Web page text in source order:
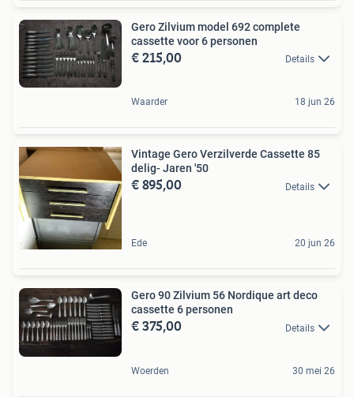
Gero Zilvium model 692 complete
cassette voor 6 personen
€ 215,00 Details
Waarder 18 jun 26
Vintage Gero Verzilverde Cassette 85
delig- Jaren '50
€ 895,00 Details
Ede 20 jun 26
Gero 90 Zilvium 56 Nordique art deco
cassette 6 personen
€ 375,00 Details
Woerden 30 mei 26